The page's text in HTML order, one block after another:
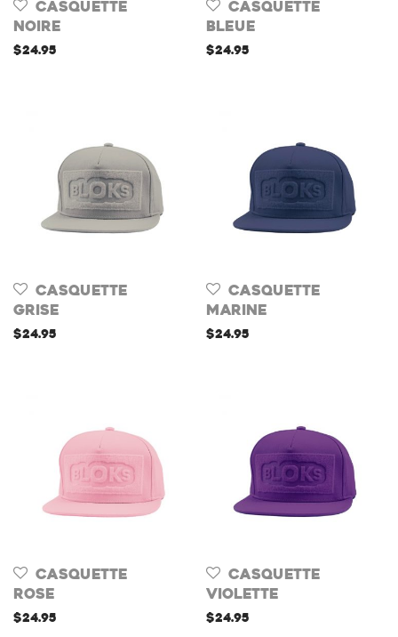
Casquette
Noire
$24.95
Casquette
Bleue
$24.95
Casquette
Grise
$24.95
Casquette
Marine
$24.95
Casquette
Rose
$24.95
Casquette
Violette
$24.95